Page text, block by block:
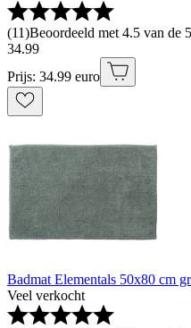
(11)Beoordeeld met 4.5 van de
34.99
Prijs: 34.99 euro
Badmat Elementals 50x80 cm
Veel verkocht